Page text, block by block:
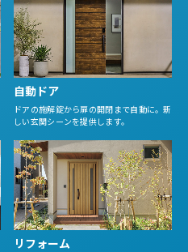
自動ドア
ドアの施解錠から扉の開閉まで自動に。新
しい玄関シーンを提供します。
リフォーム